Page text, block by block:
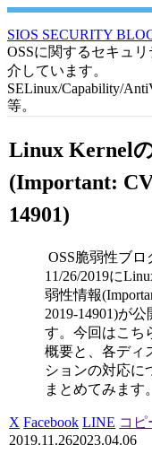
SIOS SECURITY
OSSに関するセキュ
介しています。
SELinux/Capability/
等。
Linux Kernel
(Important:
14901)
OSS脆弱性ブロ
11/26/2019に
弱性情報
2019-14901)が
す。今回はこち
概要と、各ディ
ションの対応に
まとめてみます。
X Facebook LINE コピ
2019.11.262023.04.06